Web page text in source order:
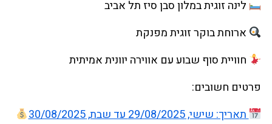
לינה זוגית במלון סבן סיז תל אביב
ארוחת בוקר זוגית מפנקת
חוויית סוף שבוע עם אווירה יוונית אמיתית
פרטים חשובים:
תאריך: שישי, 29/08/2025 עד שבת, 30/08/2025